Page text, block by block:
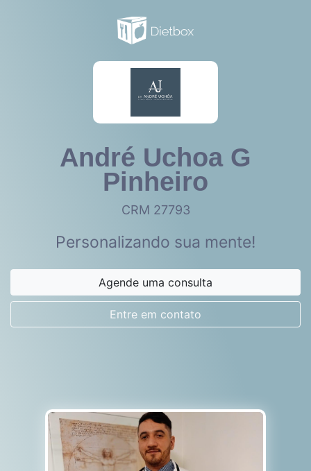
André Uchoa G
Pinheiro
CRM 27793
Personalizando sua mente!
Agende uma consulta
Entre em contato